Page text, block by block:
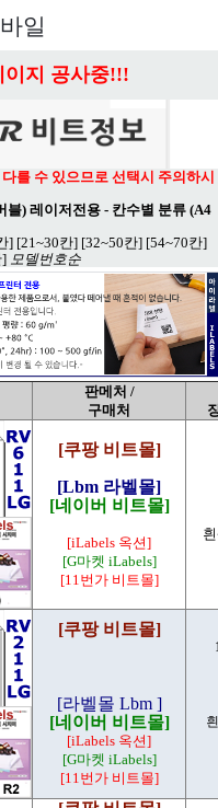
일
이지 공사중!!!
를 수 있으므로 선택시 주의하시
) 레이저전용 - 칸수별 분류 (A4
] [21~30칸] [32~50칸] [54~70칸]
모델번호순
판메처 /
구매처
[쿠팡 비트몰]
[Lbm 라벨몰]
[네이버 비트몰]
[iLabels 옥션]
[G마켓 iLabels]
[11번가 비트몰]
[쿠팡 비트몰]
[라벨몰 Lbm ]
[네이버 비트몰]
[iLabels 옥션]
[G마켓 iLabels]
[11번가 비트몰]